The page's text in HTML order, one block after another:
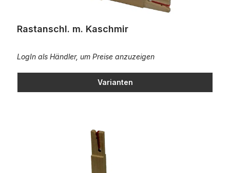
Rastanschl. m. Kaschmir
LogIn als Händler, um Preise anzuzeigen
Varianten